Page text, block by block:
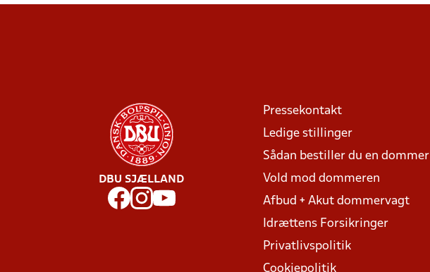
DBU SJÆLLAND
Pressekontakt
Ledige stillinger
Sådan bestiller du en dommer
Vold mod dommeren
Afbud + Akut dommervagt
Idrættens Forsikringer
Privatlivspolitik
Cookiepolitik